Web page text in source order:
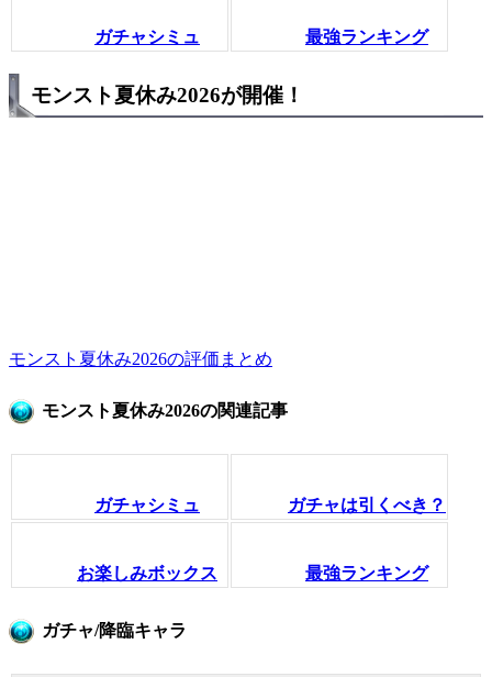
ガチャシミュ 最強ランキング
モンスト夏休み2026が開催！
モンスト夏休み2026の評価まとめ
モンスト夏休み2026の関連記事
ガチャシミュ ガチャは引くべき？
お楽しみボックス 最強ランキング
ガチャ/降臨キャラ